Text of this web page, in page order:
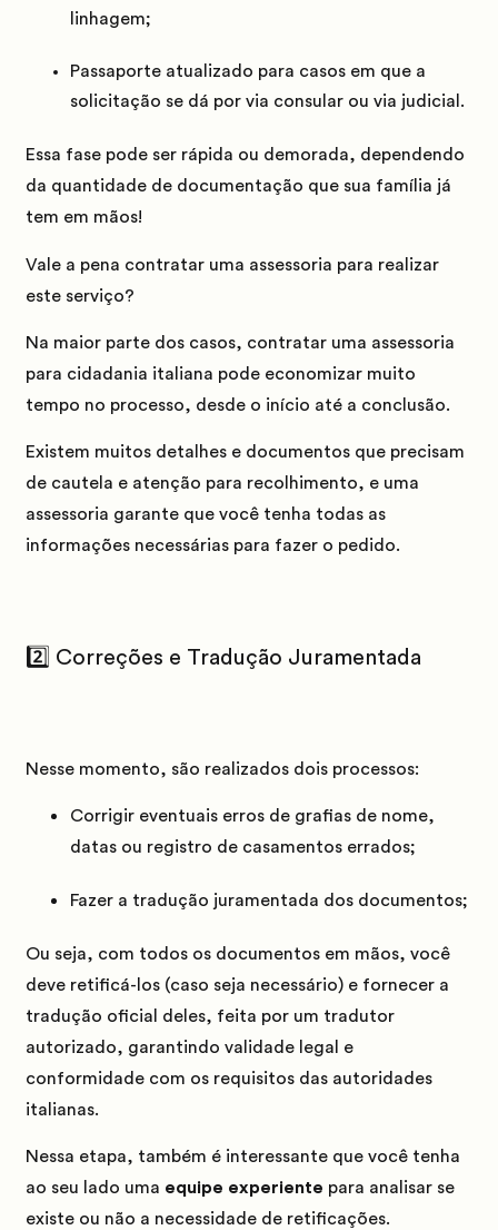
linhagem;
Passaporte atualizado para casos em que a
solicitação se dá por via consular ou via judicial.
Essa fase pode ser rápida ou demorada, dependendo
da quantidade de documentação que sua família já
tem em mãos!
Vale a pena contratar uma assessoria para realizar
este serviço?
Na maior parte dos casos, contratar uma assessoria
para cidadania italiana pode economizar muito
tempo no processo, desde o início até a conclusão.
Existem muitos detalhes e documentos que precisam
de cautela e atenção para recolhimento, e uma
assessoria garante que você tenha todas as
informações necessárias para fazer o pedido.
2️⃣ Correções e Tradução Juramentada
Nesse momento, são realizados dois processos:
Corrigir eventuais erros de grafias de nome,
datas ou registro de casamentos errados;
Fazer a tradução juramentada dos documentos;
Ou seja, com todos os documentos em mãos, você
deve retificá-los (caso seja necessário) e fornecer a
tradução oficial deles, feita por um tradutor
autorizado, garantindo validade legal e
conformidade com os requisitos das autoridades
italianas.
Nessa etapa, também é interessante que você tenha
ao seu lado uma equipe experiente para analisar se
existe ou não a necessidade de retificações.